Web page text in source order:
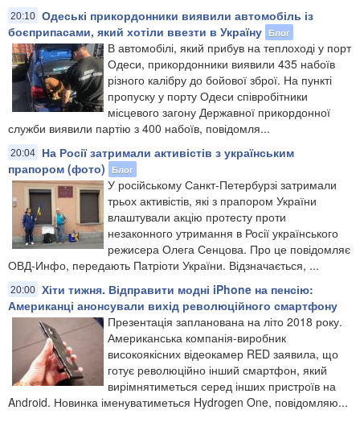
20:10 Одеські прикордонники виявили автомобіль із
боєприпасами, який хотіли ввезти в Україну Блог
В автомобілі, який прибув на теплоході у порт
Одеси, прикордонники виявили 435 набоїв
різного калібру до бойової зброї. На пункті
пропуску у порту Одеси співробітники
місцевого загону Державної прикордонної
служби виявили партію з 400 набоїв, повідомля...
20:04
На Росії затримали активістів з українським
прапором (фото)
Блог
У російському Санкт-Петербурзі затримали
трьох активістів, які з прапором України
влаштували акцію протесту проти
незаконного утримання в Росії українського
режисера Олега Сенцова. Про це повідомляє
ОВД-Инфо, передають Патріоти України. Відзначається, ...
20:00 Хіти тижня. Відправити модні iPhone на пенсію:
Американці анонсували вихід революційного смартфону
Презентація запланована на літо 2018 року.
Американська компанія-виробник
високоякісних відеокамер RED заявила, що
готує революційно інший смартфон, який
вирімнятиметься серед інших пристроїв на
Android. Новинка іменуватиметься Hydrogen One, повідомляю...